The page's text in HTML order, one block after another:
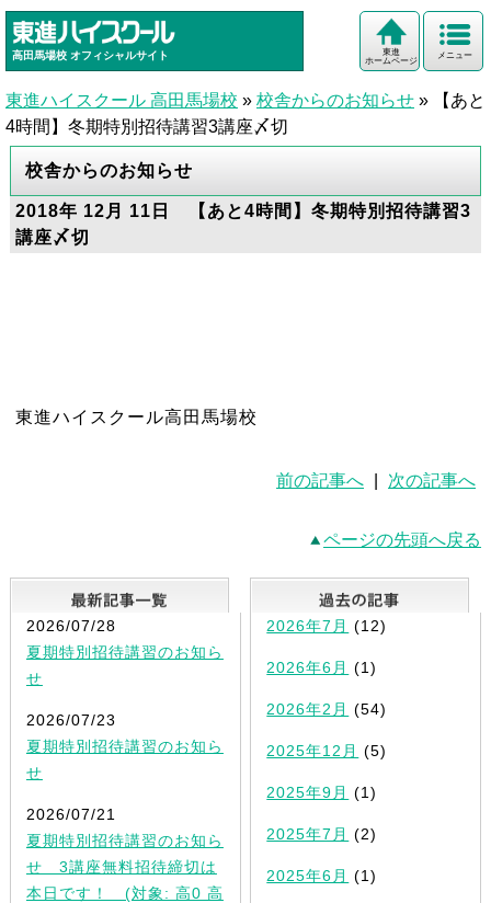
高田馬場校 オフィシャルサイト メニュー
東進
ホームページ
東進ハイスクール 高田馬場校 » 校舎からのお知らせ »
【あと
4時間】冬期特別招待講習3講座〆切
校舎からのお知らせ
2018年 12月 11日 【あと4時間】冬期特別招待講習3
講座〆切
東進ハイスクール高田馬場校
前の記事へ 次の記事へ
ページの先頭へ戻る
最新記事一覧
2026/07/28
夏期特別招待講習のお知ら
せ
2026/07/23
夏期特別招待講習のお知ら
せ
2026/07/21
夏期特別招待講習のお知ら
せ 3講座無料招待締切は
本日です！ (対象: 高0 高
2026年7月 (12)
2026年6月 (1)
2026年2月 (54)
2025年12月 (5)
2025年9月 (1)
2025年7月 (2)
2025年6月 (1)